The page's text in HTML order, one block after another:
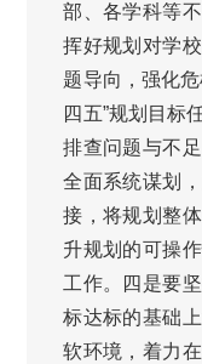
部、各学科等
挥好规划对学
题导向，强化
四五”规划目标
排查问题与不
全面系统谋划
接，将规划整
升规划的可操
工作。四是要
标达标的基础
软环境，着力